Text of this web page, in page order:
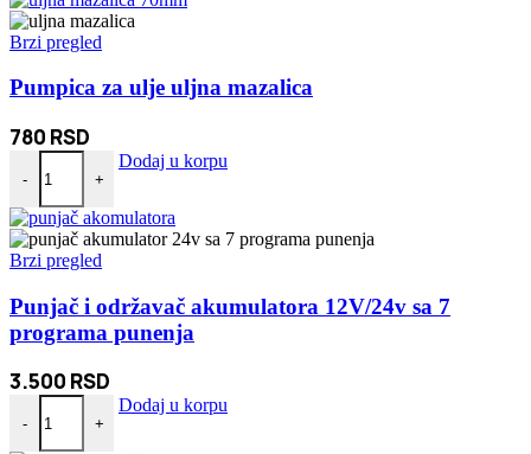
Brzi pregled
Pumpica za ulje uljna mazalica
780 RSD
-
Pumpica za ulje uljna mazalica količina
+
Dodaj u korpu
Brzi pregled
Punjač i održavač akumulatora 12V/24v sa 7
programa punenja
3.500 RSD
-
Punjač i održavač akumulatora 12V/24v sa 7 programa punenja
+
Dodaj u korpu